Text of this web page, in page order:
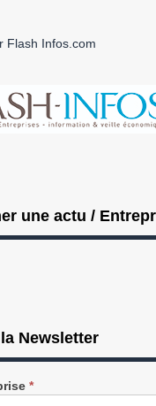
Flash Infos.com
une actu /
Newsletter
*